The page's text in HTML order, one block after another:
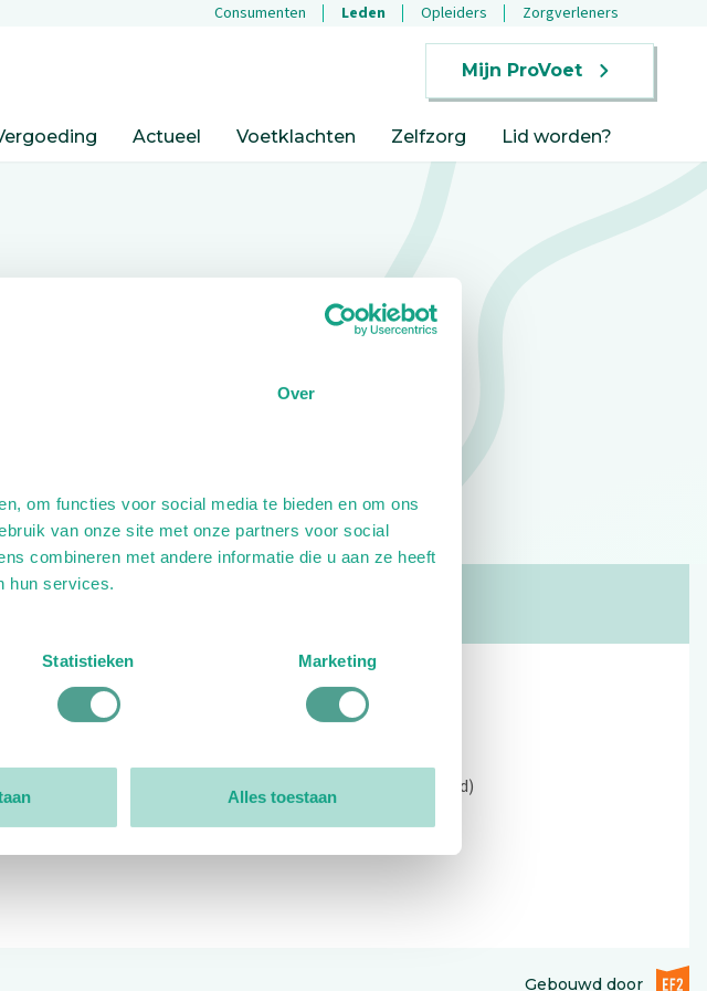
Over
om functies voor social media te bieden en om ons
van onze site met onze partners voor social
combineren met andere informatie die u aan ze heeft
hun services.
Statistieken Marketing
Alles toestaan
Consumenten Leden Opleiders Zorgverleners
Mijn ProVoet
Actueel Voetklachten Zelfzorg Lid worden?
Open: 09:00 - 12:30 (alleen ochtend)
Gebouwd doorEF2